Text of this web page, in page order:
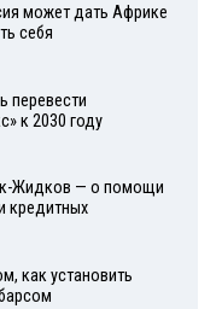
может дать Африке
себя
перевести
к 2030 году
Жидков — о помощи
кредитных
как установить